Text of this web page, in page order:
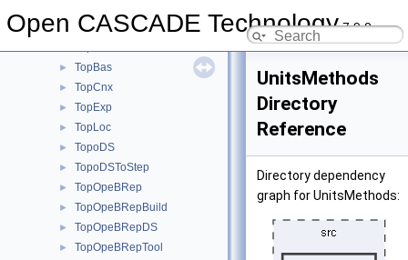
Open CASCADE Technology7.9.0
TObjDRAW
► TopBas
► TopCnx
► TopExp
► TopLoc
► TopoDS
► TopoDSToStep
► TopOpeBRep
► TopOpeBRepBuild
► TopOpeBRepDS
► TopOpeBRepTool
UnitsMethods
Directory
Reference
Directory dependency
graph for UnitsMethods: